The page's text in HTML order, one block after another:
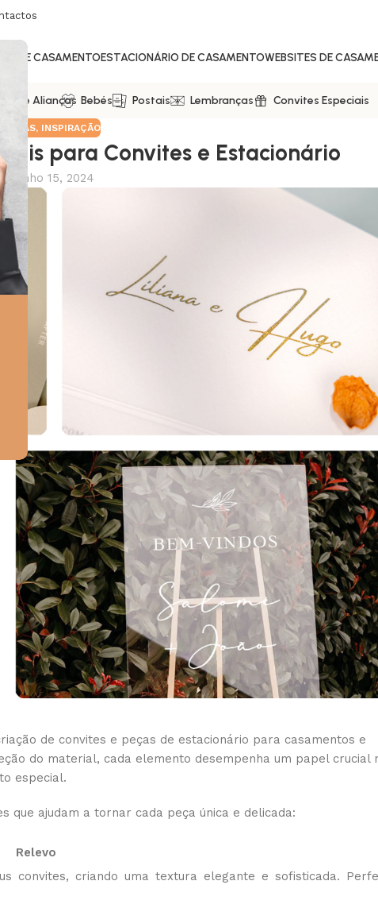
DE CASAMENTOESTACIONÁRIO DE CASAMENTOWEBSITES DE
De Alianças Bebés Postais Lembranças Convites Especiais
DICAS, INSPIRAÇÃO
para Convites e Estacionário
Junho 15, 2024
de convites e peças de estacionário para casamentos e
do material, cada elemento desempenha um papel crucial
especial.
que ajudam a tornar cada peça única e delicada:
Relevo
convites, criando uma textura elegante e sofisticada.